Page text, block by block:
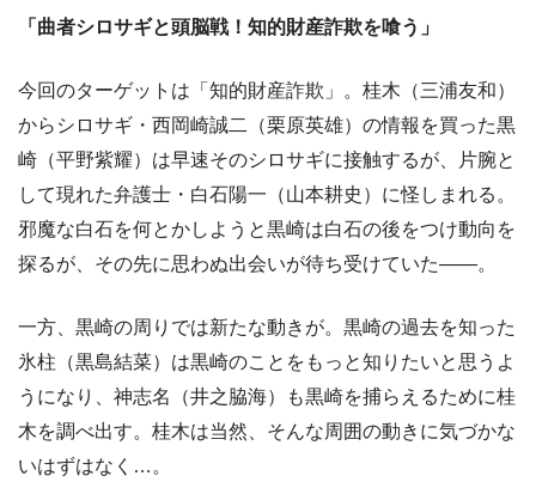
「曲者シロサギと頭脳戦！知的財産詐欺を喰う」
今回のターゲットは「知的財産詐欺」。桂木（三浦友和）
からシロサギ・西岡崎誠二（栗原英雄）の情報を買った黒
崎（平野紫耀）は早速そのシロサギに接触するが、片腕と
して現れた弁護士・白石陽一（山本耕史）に怪しまれる。
邪魔な白石を何とかしようと黒崎は白石の後をつけ動向を
探るが、その先に思わぬ出会いが待ち受けていた――。
一方、黒崎の周りでは新たな動きが。黒崎の過去を知った
氷柱（黒島結菜）は黒崎のことをもっと知りたいと思うよ
うになり、神志名（井之脇海）も黒崎を捕らえるために桂
木を調べ出す。桂木は当然、そんな周囲の動きに気づかな
いはずはなく…。